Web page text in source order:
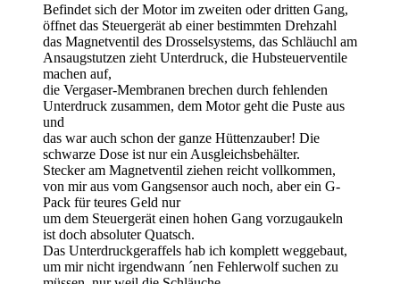
Befindet sich der Motor im zweiten oder dritten Gang,
öffnet das Steuergerät ab einer bestimmten Drehzahl
das Magnetventil des Drosselsystems, das Schläuchl am
Ansaugstutzen zieht Unterdruck, die Hubsteuerventile
machen auf,
die Vergaser-Membranen brechen durch fehlenden
Unterdruck zusammen, dem Motor geht die Puste aus
und
das war auch schon der ganze Hüttenzauber! Die
schwarze Dose ist nur ein Ausgleichsbehälter.
Stecker am Magnetventil ziehen reicht vollkommen,
von mir aus vom Gangsensor auch noch, aber ein G-
Pack für teures Geld nur
um dem Steuergerät einen hohen Gang vorzugaukeln
ist doch absoluter Quatsch.
Das Unterdruckgeraffels hab ich komplett weggebaut,
um mir nicht irgendwann ´nen Fehlerwolf suchen zu